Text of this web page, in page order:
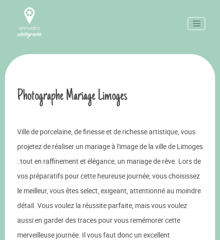
Photographe Mariage Limoges
Ville de porcelaine, de finesse et de richesse artistique, vous
projetez de réaliser un mariage à l'image de la ville de Limoges
: tout en raffinement et élégance, un mariage de rêve. Lors de
vos préparatifs pour cette heureuse journée, vous choisissez
le meilleur, vous êtes select, exigeant, attentionné au moindre
détail. Vous voulez la réussite parfaite, mais vous voulez
aussi en garder des traces pour vous remémorer cette
merveilleuse journée. Il vous faut donc un excellent